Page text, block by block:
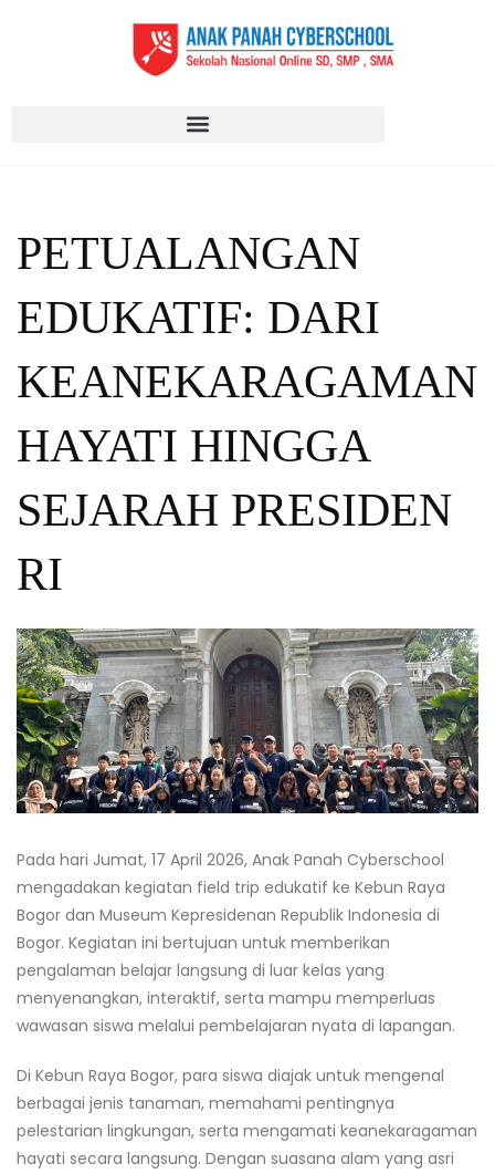
PETUALANGAN
EDUKATIF: DARI
KEANEKARAGAMAN
HAYATI HINGGA
SEJARAH PRESIDEN
RI
Pada hari Jumat, 17 April 2026, Anak Panah Cyberschool
mengadakan kegiatan field trip edukatif ke Kebun Raya
Bogor dan Museum Kepresidenan Republik Indonesia di
Bogor. Kegiatan ini bertujuan untuk memberikan
pengalaman belajar langsung di luar kelas yang
menyenangkan, interaktif, serta mampu memperluas
wawasan siswa melalui pembelajaran nyata di lapangan.
Di Kebun Raya Bogor, para siswa diajak untuk mengenal
berbagai jenis tanaman, memahami pentingnya
pelestarian lingkungan, serta mengamati keanekaragaman
hayati secara langsung. Dengan suasana alam yang asri